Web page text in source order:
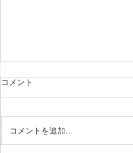
コメント
コメントを追加…